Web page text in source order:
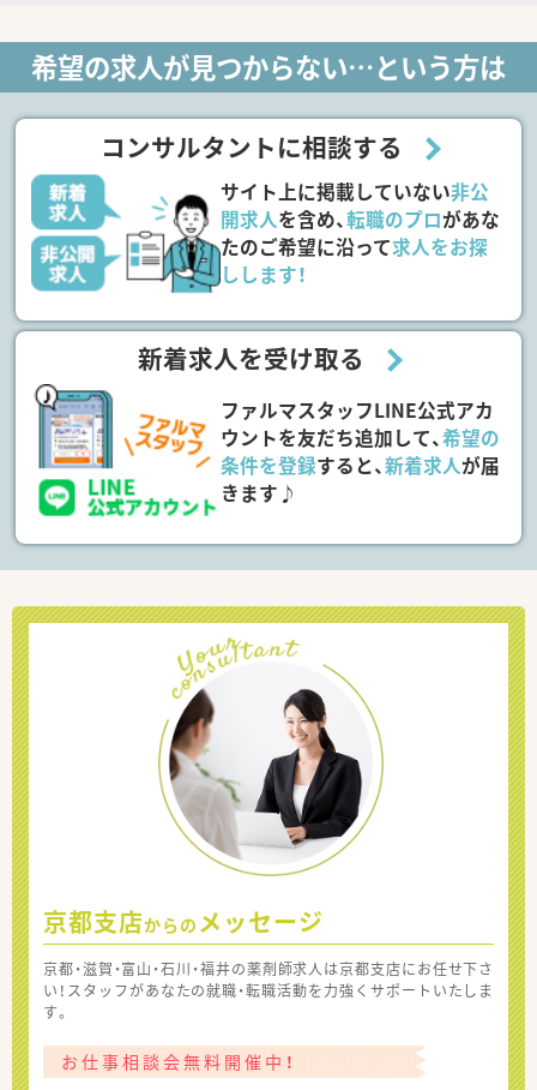
希望の求人が見つからない…という方は
コンサルタントに相談する
サイト上に掲載していない非公
開求人を含め、転職のプロがあな
たのご希望に沿って求人をお探
しします！
新着求人を受け取る
ファルマスタッフLINE公式アカ
ウントを友だち追加して、希望の
条件を登録すると、新着求人が届
きます♪
京都支店からの メッセージ
京都・滋賀・富山・石川・福井の薬剤師求人は京都支店にお任せ下さ
い！スタッフがあなたの就職・転職活動を力強くサポートいたしま
す。
お仕事相談会無料開催中！